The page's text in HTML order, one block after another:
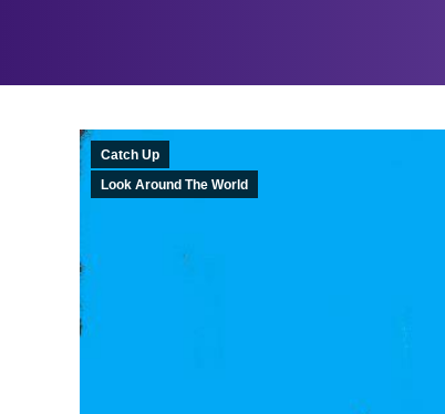
Catch Up
Look Around The World